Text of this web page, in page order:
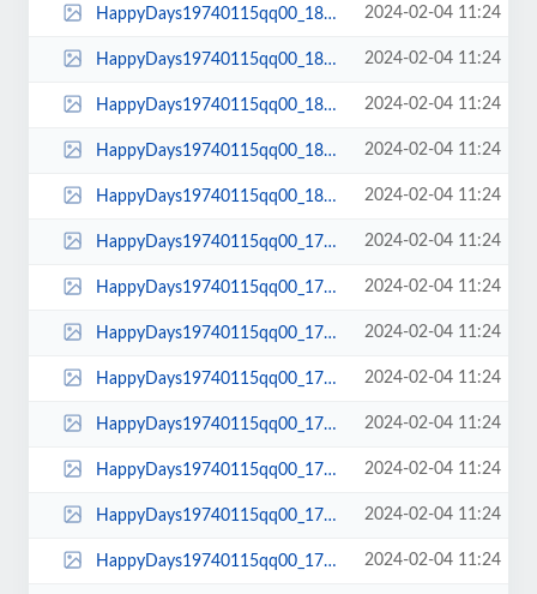
HappyDays19740115qq00_18_11qq00220.jpg 2024-02-04 11:24
HappyDays19740115qq00_18_08qq00219.jpg 2024-02-04 11:24
HappyDays19740115qq00_18_06qq00218.jpg 2024-02-04 11:24
HappyDays19740115qq00_18_02qq00217.jpg 2024-02-04 11:24
HappyDays19740115qq00_18_00qq00216.jpg 2024-02-04 11:24
HappyDays19740115qq00_17_59qq00215.jpg 2024-02-04 11:24
HappyDays19740115qq00_17_57qq00214.jpg 2024-02-04 11:24
HappyDays19740115qq00_17_55qq00213.jpg 2024-02-04 11:24
HappyDays19740115qq00_17_54qq00212.jpg 2024-02-04 11:24
HappyDays19740115qq00_17_54qq00211.jpg 2024-02-04 11:24
HappyDays19740115qq00_17_53qq00210.jpg 2024-02-04 11:24
HappyDays19740115qq00_17_51qq00209.jpg 2024-02-04 11:24
HappyDays19740115qq00_17_50qq00208.jpg 2024-02-04 11:24